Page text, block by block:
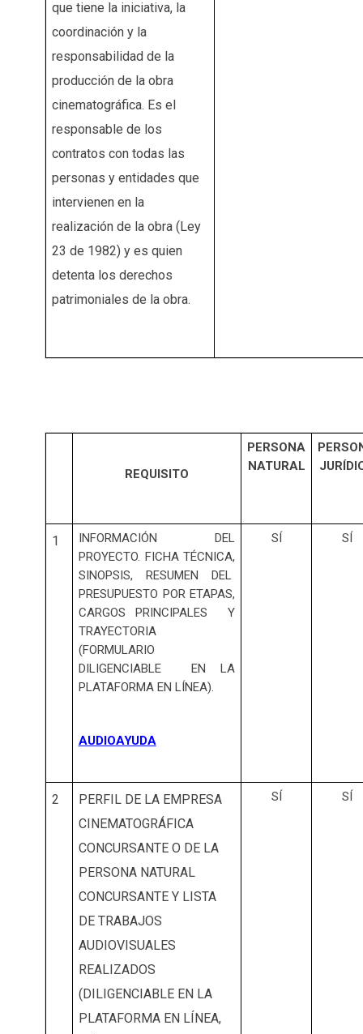
que tiene la iniciativa, la
coordinación y la
responsabilidad de la
producción de la obra
cinematográfica. Es el
responsable de los
contratos con todas las
personas y entidades que
intervienen en la
realización de la obra (Ley
23 de 1982) y es quien
detenta los derechos
patrimoniales de la obra.
REQUISITO
PERSONA
NATURAL
1
INFORMACIÓN DEL
PROYECTO. FICHA TÉCNICA,
SINOPSIS, RESUMEN DEL
PRESUPUESTO POR ETAPAS,
CARGOS PRINCIPALES Y
TRAYECTORIA
(FORMULARIO
DILIGENCIABLE EN LA
PLATAFORMA EN LÍNEA).
AUDIOAYUDA
SÍ SÍ
2
PERFIL DE LA EMPRESA
CINEMATOGRÁFICA
CONCURSANTE O DE LA
PERSONA NATURAL
CONCURSANTE Y LISTA
DE TRABAJOS
AUDIOVISUALES
REALIZADOS
(DILIGENCIABLE EN LA
PLATAFORMA EN LÍNEA,
SÍ SÍ